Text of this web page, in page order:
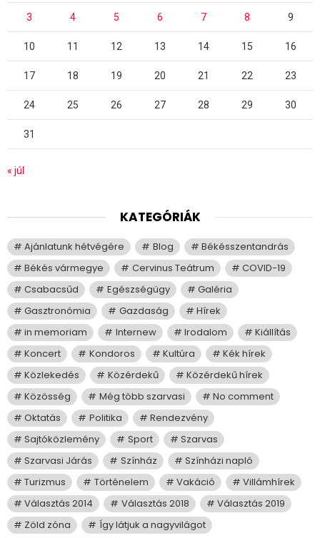
3 4 5 6 7 8 9
10 11 12 13 14 15 16
17 18 19 20 21 22 23
24 25 26 27 28 29 30
31
« júl
KATEGÓRIÁK
Ajánlatunk hétvégére Blog
Békésszentandrás
Békés vármegye
Cervinus Teátrum
COVID-19
Csabacsűd
Egészségügy
Galéria
Gasztronómia
Gazdaság
Hírek
in memoriam
Internew Irodalom
Kiállítás
Koncert
Kondoros Kultúra
Kék hírek
Közlekedés
Közérdekű
Közérdekű hírek
Közösség
Még több szarvasi
No comment
Oktatás
Politika
Rendezvény
Sajtóközlemény
Sport
Szarvas
Szarvasi Járás
Színház
Színházi napló
Turizmus
Történelem Vakáció
Villámhírek
Választás 2014
Választás 2018
Választás 2019
Zöld zóna
Így látjuk a nagyvilágot